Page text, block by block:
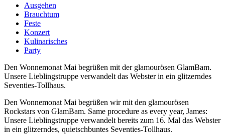
Ausgehen
Brauchtum
Feste
Konzert
Kulinarisches
Party
Den Wonnemonat Mai begrüßen mit der glamourösen GlamBam.
Unsere Lieblingstruppe verwandelt das Webster in ein glitzerndes
Seventies-Tollhaus.
Den Wonnemonat Mai begrüßen wir mit den glamourösen
Rockstars von GlamBam. Same procedure as every year, James:
Unsere Lieblingstruppe verwandelt bereits zum 16. Mal das Webster
in ein glitzerndes, quietschbuntes Seventies-Tollhaus.